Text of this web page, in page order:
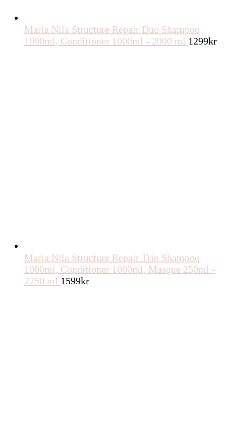
Maria Nila Structure Repair Duo Shampoo
1000ml, Conditioner 1000ml - 2000 ml 1299kr
Maria Nila Structure Repair Trio Shampoo
1000ml, Conditioner 1000ml, Masque 250ml -
2250 ml 1599kr